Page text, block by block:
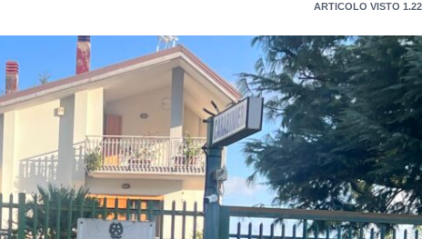
ARTICOLO VISTO